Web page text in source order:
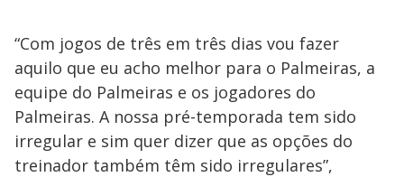
“Com jogos de três em três dias vou fazer
aquilo que eu acho melhor para o Palmeiras, a
equipe do Palmeiras e os jogadores do
Palmeiras. A nossa pré-temporada tem sido
irregular e sim quer dizer que as opções do
treinador também têm sido irregulares”,